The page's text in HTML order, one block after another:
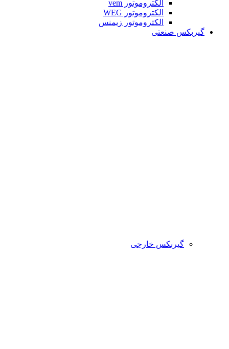
الکتروموتور vem
الکتروموتور WEG
الکتروموتور زیمنس
گیربکس صنعتی
گیربکس خارجی